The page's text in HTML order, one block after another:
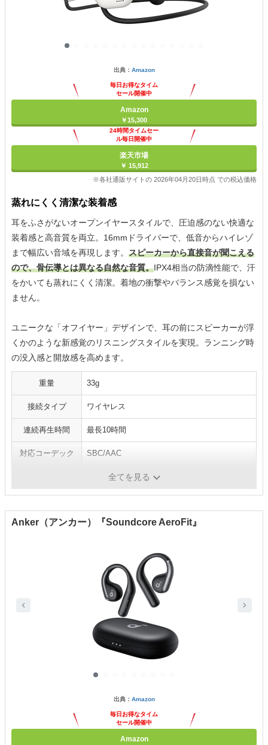
出典： Amazon
毎日お得なタイム
セール開催中
Amazon
￥15,300
24時間タイムセー
ル毎日開催中
楽天市場
￥ 15,912
※各社通販サイトの 2026年04月20日時点 での税込価格
蒸れにくく清潔な装着感
耳をふさがないオープンイヤースタイルで、圧迫感のない快適な
装着感と高音質を両立。16mmドライバーで、低音からハイレゾ
まで幅広い音域を再現します。 スピーカーから直接音が聞こえる
ので、骨伝導とは異なる自然な音質。IPX4相当の防滴性能で、汗
をかいても蒸れにくく清潔。着地の衝撃やバランス感覚を損ない
ません。
ユニークな「オフイヤー」デザインで、耳の前にスピーカーが浮
くかのような新感覚のリスニングスタイルを実現。ランニング時
の没入感と開放感を高めます。
重量 33g
接続タイプ ワイヤレス
連続再生時間 最長10時間
対応コーデック SBC/AAC
IPX4相当全てを見る
Anker（アンカー）『Soundcore AeroFit』
出典： Amazon
毎日お得なタイム
セール開催中
Amazon